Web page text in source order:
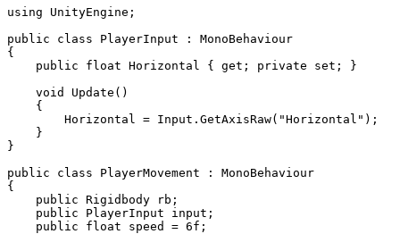
using UnityEngine;
public class PlayerInput : MonoBehaviour
{
    public float Horizontal { get; private set; }
    void Update()
    {
        Horizontal = Input.GetAxisRaw("Horizontal");
    }
}
public class PlayerMovement : MonoBehaviour
{
    public Rigidbody rb;
    public PlayerInput input;
    public float speed = 6f;